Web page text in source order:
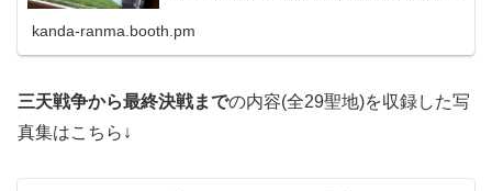
行本9巻～21巻(聖夜決戦編～関東事...
kanda-ranma.booth.pm
三天戦争から最終決戦までの内容(全29聖地)を収録した写
真集はこちら↓